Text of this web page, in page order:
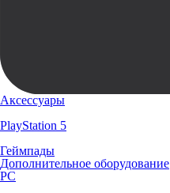
Аксессуары
PlayStation 5
Геймпады
Дополнительное оборудование
PC